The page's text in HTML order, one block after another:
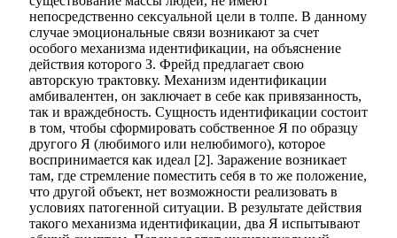
непосредственно сексуальной цели в толпе. В данному
случае эмоциональные связи возникают за счет
особого механизма идентификации, на объяснение
действия которого З. Фрейд предлагает свою
авторскую трактовку. Механизм идентификации
амбивалентен, он заключает в себе как привязанность,
так и враждебность. Сущность идентификации состоит
в том, чтобы сформировать собственное Я по образцу
другого Я (любимого или нелюбимого), которое
воспринимается как идеал [2]. Заражение возникает
там, где стремление поместить себя в то же положение,
что другой объект, нет возможности реализовать в
условиях патогенной ситуации. В результате действия
такого механизма идентификации, два Я испытывают